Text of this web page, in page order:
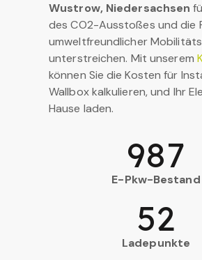
Wustrow, Niedersachsen
des CO2-Ausstoßes und die
umweltfreundlicher
unterstreichen. Mit unserem
können Sie die Kosten für
Wallbox kalkulieren, und Ihr
Hause laden.
E-Pkw-Bestand
987
Ladepunkte
52